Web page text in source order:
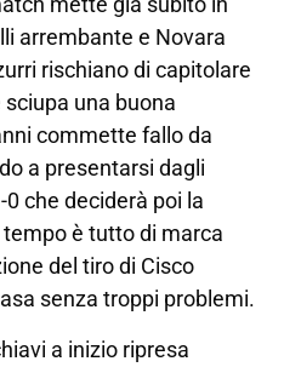
arrembante e Novara
rischiano di capitolare
sciupa una buona
commette fallo da
a presentarsi dagli
che deciderà poi la
è tutto di marca
del tiro di Cisco
senza troppi problemi.
a inizio ripresa